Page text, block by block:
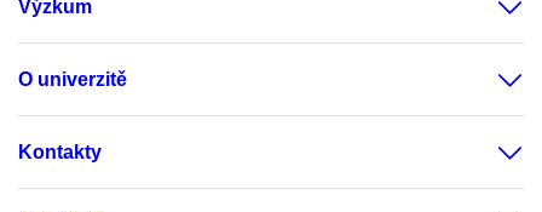
Výzkum
O univerzitě
Kontakty